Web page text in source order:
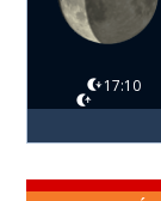
17:10